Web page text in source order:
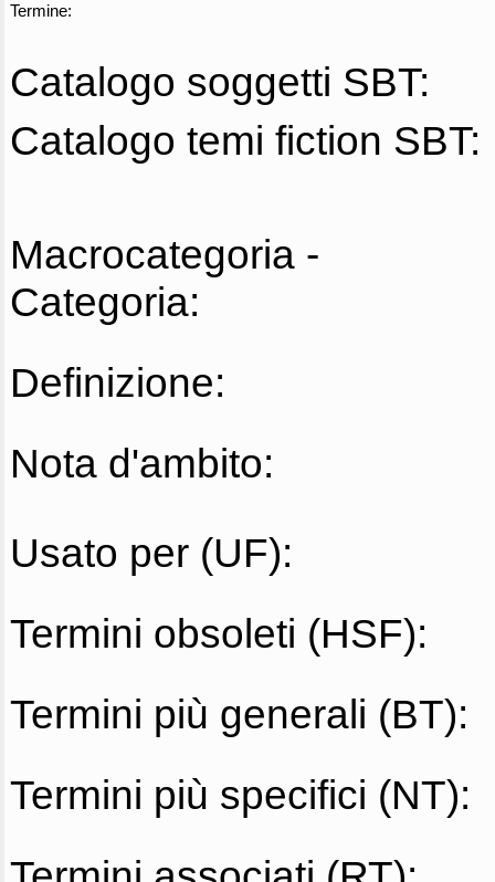
Termine:
Catalogo soggetti SBT:
Catalogo temi fiction SBT:
Macrocategoria -
Categoria:
Definizione:
Nota d'ambito:
Usato per (UF):
Termini obsoleti (HSF):
Termini più generali (BT):
Termini più specifici (NT):